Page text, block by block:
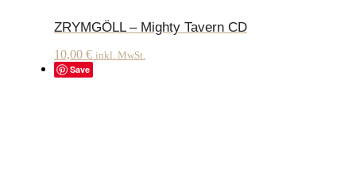
ZRYMGÖLL – Mighty Tavern CD
10,00 € inkl. MwSt.
Save